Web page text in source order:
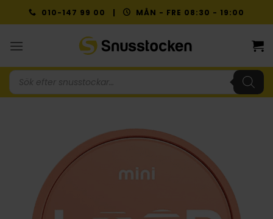
to
010-147 99 00 | MÅN - FRE 08:30 - 19:00
Produktsökning